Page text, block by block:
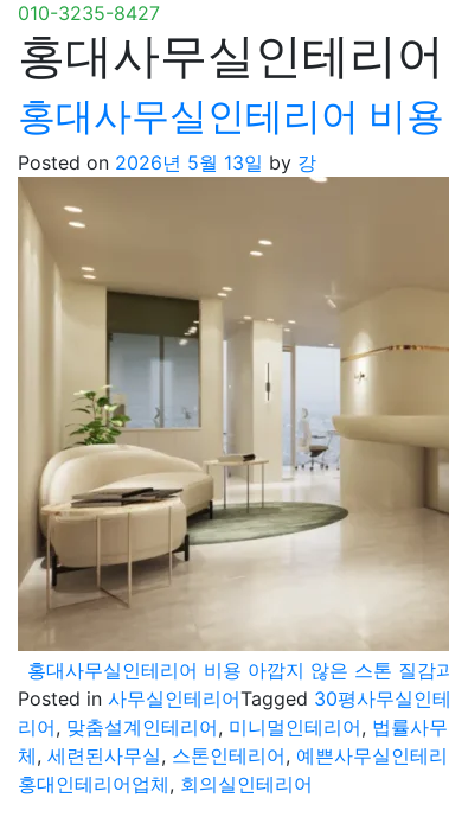
010-3235-8427
홍대사무실인테리어
홍대사무실인테리어 비
Posted on 2026년 5월 13일 by 강
홍대사무실인테리어 비용 아깝지 않은 스톤 질감
Posted in 사무실인테리어Tagged 30평사무실인
리어, 맞춤설계인테리어, 미니멀인테리어, 법률사
체, 세련된사무실, 스톤인테리어, 예쁜사무실인테
홍대인테리어업체, 회의실인테리어